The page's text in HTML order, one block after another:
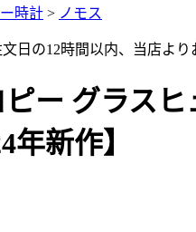
時計 > ノモス
日の12時間以内、当店よ
ー グラス
年新作】